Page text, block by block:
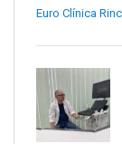
Euro Clínica